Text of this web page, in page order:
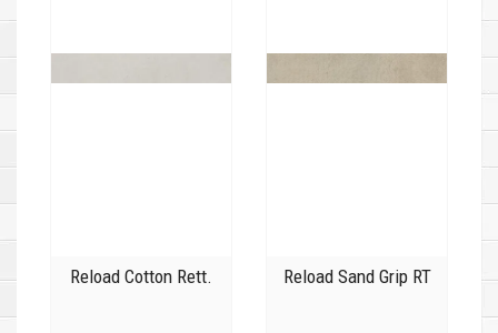
Reload Cotton Rett. Reload Sand Grip RT